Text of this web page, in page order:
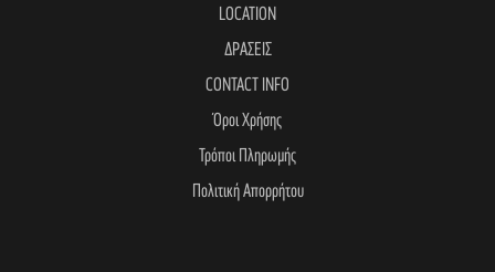
LOCATION
ΔΡΑΣΕΙΣ
CONTACT INFO
Όροι Χρήσης
Τρόποι Πληρωμής
Πολιτική Απορρήτου